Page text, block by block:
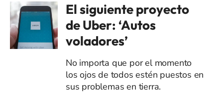
El siguiente proyecto
de Uber: ‘Autos
voladores’
No importa que por el momento
los ojos de todos estén puestos en
sus problemas en tierra.